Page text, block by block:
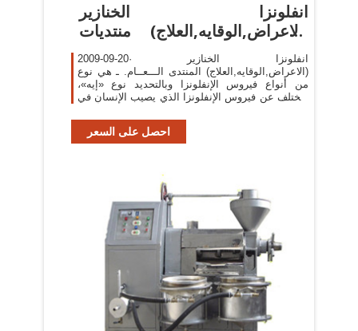
انفلونزا الخنازير
(الاعراض,الوقايه,العلاج) منتديات
تشلسي
2009-09-20· انفلونزا الخنازير
(الاعراض,الوقايه,العلاج) المنتدى الـــعــام. ـ هي نوع
من أنواع فيروس الإنفلونزا وبالتحديد نوع «إيه»،
ويختلف عن فيروس الإنفلونزا الذي يصيب الإنسان في
احصل على السعر